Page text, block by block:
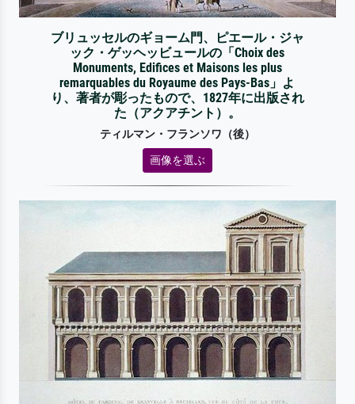
ブリュッセルのギョーム門、ピエール・ジャ
ック・ゲッヘッビュールの「Choix des
Monuments, Edifices et Maisons les plus
remarquables du Royaume des Pays-Bas」よ
り、著者が彫ったもので、1827年に出版され
た（アクアチント）。
ティルマン・フランソワ（後）
画像を選ぶ